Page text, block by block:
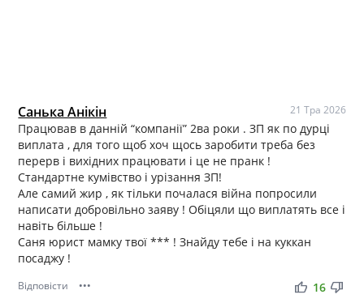
Санька Анікін 21 Тра 2026
Працював в данній “компанії” 2ва роки . ЗП як по дурці
виплата , для того щоб хоч щось заробити треба без
перерв і вихідних працювати і це не пранк !
Стандартне кумівство і урізання ЗП!
Але самий жир , як тільки почалася війна попросили
написати добровільно заяву ! Обіцяли що виплатять все і
навіть більше !
Саня юрист мамку твої *** ! Знайду тебе і на куккан
посаджу !
Відповісти ••• thumb_up thumb_down
16